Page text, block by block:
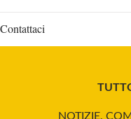
Contattaci
NOTIZIE,